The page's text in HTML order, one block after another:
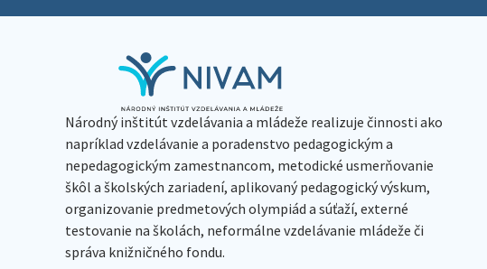
Národný inštitút vzdelávania a mládeže realizuje činnosti ako
napríklad vzdelávanie a poradenstvo pedagogickým a
nepedagogickým zamestnancom, metodické usmerňovanie
škôl a školských zariadení, aplikovaný pedagogický výskum,
organizovanie predmetových olympiád a súťaží, externé
testovanie na školách, neformálne vzdelávanie mládeže či
správa knižničného fondu.